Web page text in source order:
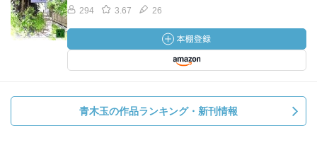
294 3.67 26
青木玉の作品ランキング・新刊情報